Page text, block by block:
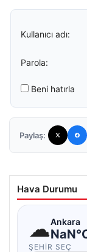
Kullanıcı adı:
Parola:
Beni hatırla
Paylaş:
Hava Durumu
☁Ankara
ŞEHIR SEÇ